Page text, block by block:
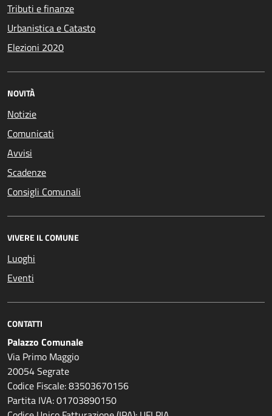
Tributi e finanze
Urbanistica e Catasto
Elezioni 2020
NOVITÀ
Notizie
Comunicati
Avvisi
Scadenze
Consigli Comunali
VIVERE IL COMUNE
Luoghi
Eventi
CONTATTI
Palazzo Comunale
Via Primo Maggio
20054 Segrate
Codice Fiscale: 83503670156
Partita IVA: 01703890150